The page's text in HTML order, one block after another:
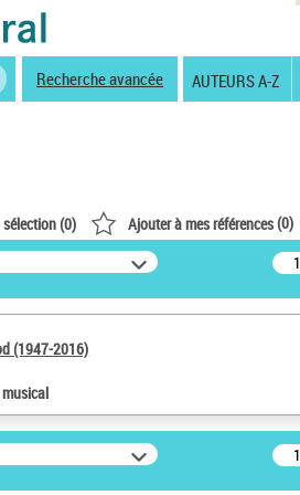
Recherche avancée AUTEURS A-Z
(0) Ajouter à mes références(0)
(1947-2016)